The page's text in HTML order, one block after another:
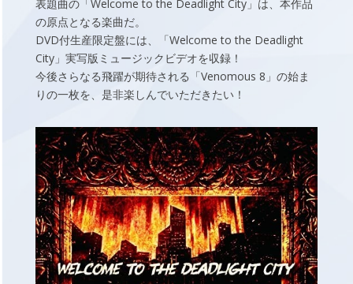
表題曲の「Welcome to the Deadlight City」は、本作品
の原点となる楽曲だ。
DVD付生産限定盤には、「Welcome to the Deadlight
City」実写版ミュージックビデオを収録！
今後さらなる飛躍が期待される「Venomous 8」の始ま
りの一枚を、是非楽しんでいただきたい！